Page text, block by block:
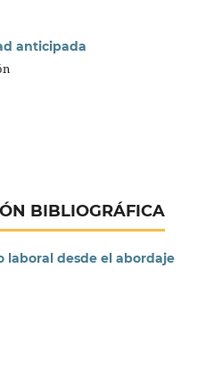
anticipada
BIBLIOGRÁFICA
laboral desde el abordaje